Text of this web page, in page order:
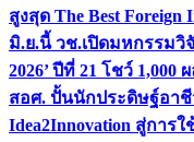
สูงสุด The Best
มิ.ย.นี้ วช.เปิดมหกรรมวิจั
2026’ ปีที่ 21 โชว์
สอศ. ปั้นนักประดิษฐ์อาชี
Idea2Innovation สู่การใ